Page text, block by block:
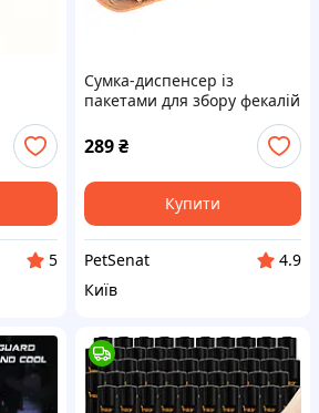
5
Сумка-диспенсер із
пакетами для збору фекалій
собак Flamingo Bag Holder
Vito
289₴
Купити
PetSenat
4.9
Київ